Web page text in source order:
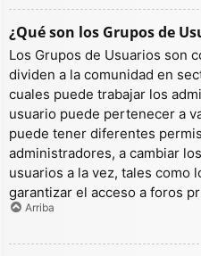
¿Qué son los Grupos de
Los Grupos de Usuarios son
dividen a la comunidad en
cuales puede trabajar los
usuario puede pertenecer a
puede tener diferentes
administradores, a cambiar
usuarios a la vez, tales como
garantizar el acceso a foros
Arriba